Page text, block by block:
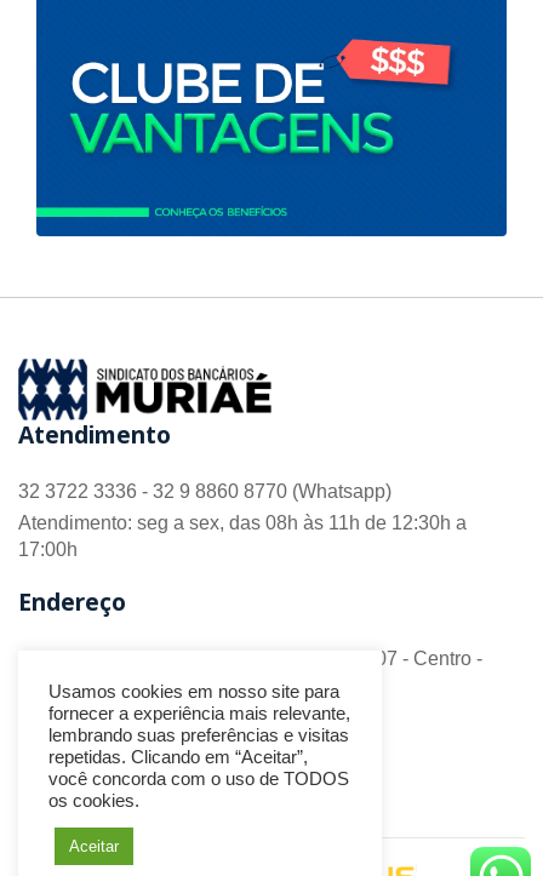
Atendimento
32 3722 3336 - 32 9 8860 8770 (Whatsapp)
Atendimento: seg a sex, das 08h às 11h de 12:30h a
17:00h
Endereço
R. Barão do Monte Alto nº 70 - Sala 306/307 - Centro -
CEP 36.880-018 - Muriaé/MG
Redes Sociais
Usamos cookies em nosso site para
fornecer a experiência mais relevante,
lembrando suas preferências e visitas
repetidas. Clicando em “Aceitar”,
você concorda com o uso de TODOS
os cookies.
Aceitar